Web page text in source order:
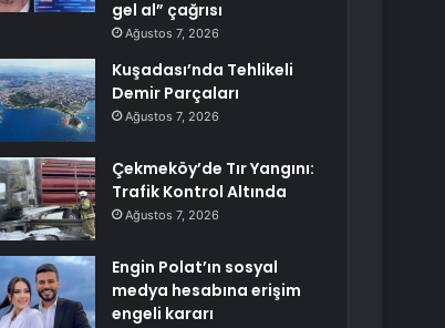
gel al” çağrısı
Ağustos 7, 2026
Kuşadası’nda Tehlikeli
Demir Parçaları
Ağustos 7, 2026
Çekmeköy’de Tır Yangını:
Trafik Kontrol Altında
Ağustos 7, 2026
Engin Polat’ın sosyal
medya hesabına erişim
engeli kararı